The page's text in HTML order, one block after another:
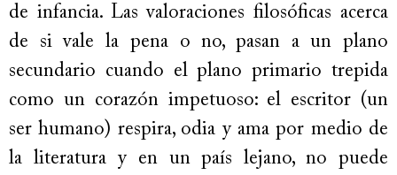
de infancia. Las valoraciones filosóficas acerca
de si vale la pena o no, pasan a un plano
secundario cuando el plano primario trepida
como un corazón impetuoso: el escritor (un
ser humano) respira, odia y ama por medio de
la literatura y en un país lejano, no puede